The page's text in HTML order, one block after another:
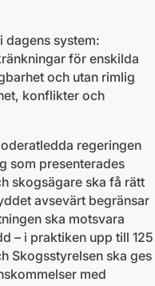
dagens system:
för enskilda
och utan rimlig
konflikter och
regeringen
som presenterades
skogsägare ska få rätt
avsevärt begränsar
ska motsvara
– i praktiken upp till 125
Skogsstyrelsen ska ges
med